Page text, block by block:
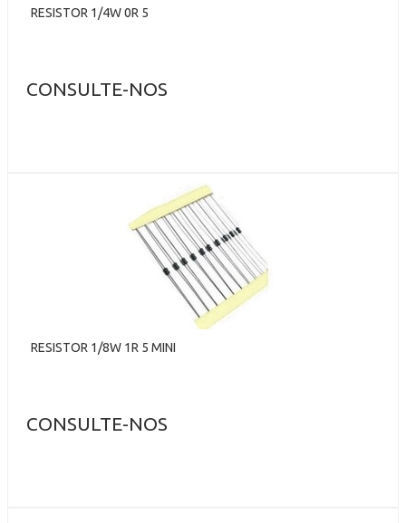
RESISTOR 1/4W 0R 5
CONSULTE-NOS
RESISTOR 1/8W 1R 5 MINI
CONSULTE-NOS